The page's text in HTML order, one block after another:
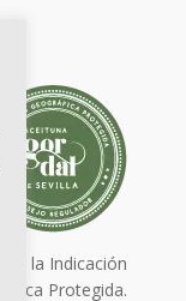
de la Indicación
Protegida.